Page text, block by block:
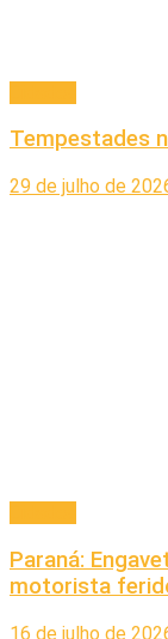
Tempestades
29 de julho de
Paraná:
motorista
16 de julho de